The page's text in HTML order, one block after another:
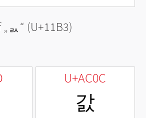
ᆳ“ (U+11B3)
U+AC0C
갌